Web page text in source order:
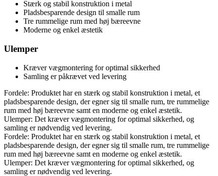
Stærk og stabil konstruktion i metal
Pladsbesparende design til smalle rum
Tre rummelige rum med høj bæreevne
Moderne og enkel æstetik
Ulemper
Kræver vægmontering for optimal sikkerhed
Samling er påkrævet ved levering
Fordele: Produktet har en stærk og stabil konstruktion i metal, et
pladsbesparende design, der egner sig til smalle rum, tre rummelige
rum med høj bæreevne samt en moderne og enkel æstetik.
Ulemper: Det kræver vægmontering for optimal sikkerhed, og
samling er nødvendig ved levering.
Fordele: Produktet har en stærk og stabil konstruktion i metal, et
pladsbesparende design, der egner sig til smalle rum, tre rummelige
rum med høj bæreevne samt en moderne og enkel æstetik.
Ulemper: Det kræver vægmontering for optimal sikkerhed, og
samling er nødvendig ved levering.